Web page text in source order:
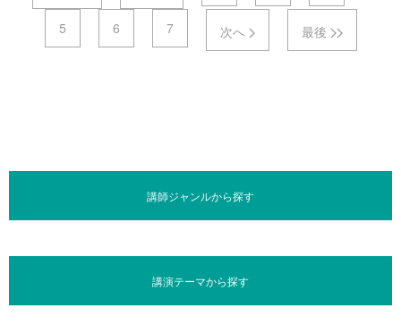
5 6 7 次へ 最後
講師ジャンルから探す
講演テーマから探す